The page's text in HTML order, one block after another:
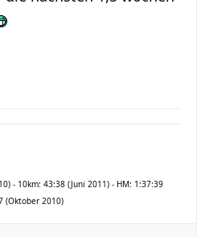
- 10km: 43:38 (Juni 2011) - HM: 1:37:39
(Oktober 2010)